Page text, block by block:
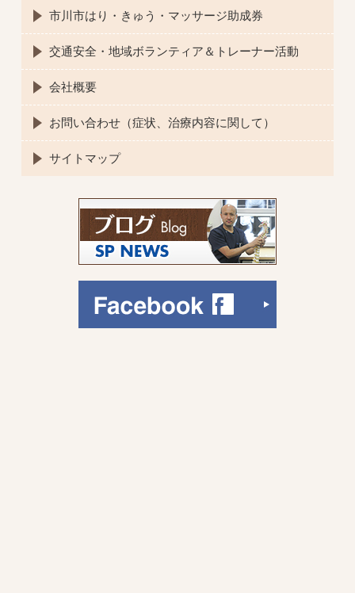
市川市はり・きゅう・マッサージ助成券
交通安全・地域ボランティア＆トレーナー活動
会社概要
お問い合わせ（症状、治療内容に関して）
サイトマップ